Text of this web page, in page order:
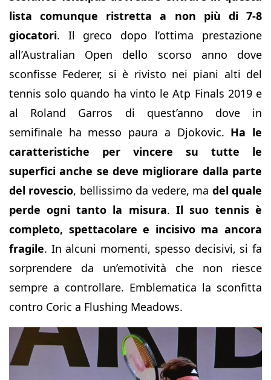
lista comunque ristretta a non più di 7-8
giocatori. Il greco dopo l’ottima prestazione
all’Australian Open dello scorso anno dove
sconfisse Federer, si è rivisto nei piani alti del
tennis solo quando ha vinto le Atp Finals 2019 e
al Roland Garros di quest’anno dove in
semifinale ha messo paura a Djokovic. Ha le
caratteristiche per vincere su tutte le
superfici anche se deve migliorare dalla parte
del rovescio, bellissimo da vedere, ma del quale
perde ogni tanto la misura. Il suo tennis è
completo, spettacolare e incisivo ma ancora
fragile. In alcuni momenti, spesso decisivi, si fa
sorprendere da un’emotività che non riesce
sempre a controllare. Emblematica la sconfitta
contro Coric a Flushing Meadows.